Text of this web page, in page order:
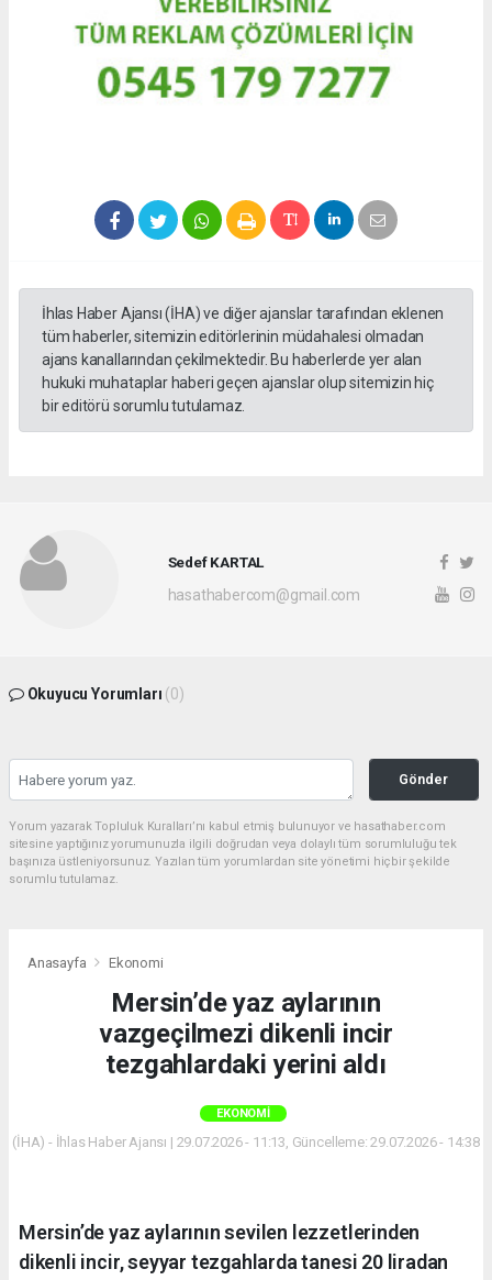
İhlas Haber Ajansı (İHA) ve diğer ajanslar tarafından eklenen
tüm haberler, sitemizin editörlerinin müdahalesi olmadan
ajans kanallarından çekilmektedir. Bu haberlerde yer alan
hukuki muhataplar haberi geçen ajanslar olup sitemizin hiç
bir editörü sorumlu tutulamaz.
Sedef KARTAL
hasathabercom@gmail.com
Okuyucu Yorumları (0)
Gönder
Yorum yazarak Topluluk Kuralları’nı kabul etmiş bulunuyor ve hasathaber.com
sitesine yaptığınız yorumunuzla ilgili doğrudan veya dolaylı tüm sorumluluğu tek
başınıza üstleniyorsunuz. Yazılan tüm yorumlardan site yönetimi hiçbir şekilde
sorumlu tutulamaz.
Anasayfa Ekonomi
Mersin’de yaz aylarının
vazgeçilmezi dikenli incir
tezgahlardaki yerini aldı
EKONOMI
(İHA) - İhlas Haber Ajansı | 29.07.2026 - 11:13, Güncelleme: 29.07.2026 - 14:38
Mersin’de yaz aylarının sevilen lezzetlerinden
dikenli incir, seyyar tezgahlarda tanesi 20 liradan